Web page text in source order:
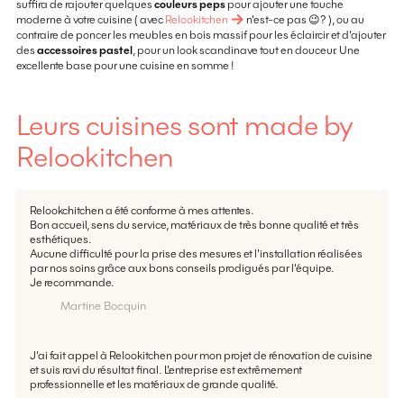
suffira de rajouter quelques couleurs pepspour ajouter une touche
moderne à votre cuisine ( avec Relookitchen
n'est-ce pas 😉? ), ou au
contraire de poncer les meubles en bois massif pour les éclaircir et d’ajouter
des accessoires pastel, pour un look scandinave tout en douceur. Une
excellente base pour une cuisine en somme !
Leurs cuisines sont made by
Relookitchen
Relookchitchen a été conforme à mes attentes.
Bon accueil, sens du service, matériaux de très bonne qualité et très
esthétiques.
Aucune difficulté pour la prise des mesures et l'installation réalisées
par nos soins grâce aux bons conseils prodigués par l'équipe.
Je recommande.
Martine Bocquin
J'ai fait appel à Relookitchen pour mon projet de rénovation de cuisine
et suis ravi du résultat final. L'entreprise est extrêmement
professionnelle et les matériaux de grande qualité.